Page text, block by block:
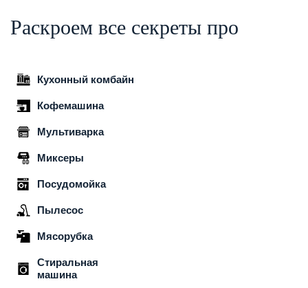
Раскроем все секреты про
Кухонный комбайн
Кофемашина
Мультиварка
Миксеры
Посудомойка
Пылесос
Мясорубка
Стиральная
машина